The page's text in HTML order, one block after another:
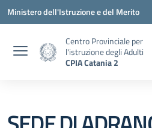
Vai ai contenuti
Vai al menu di navigazione
Vai al footer
Ministero dell'Istruzione e del Merito
Centro Provinciale per
l'istruzione degli Adulti
CPIA Catania 2